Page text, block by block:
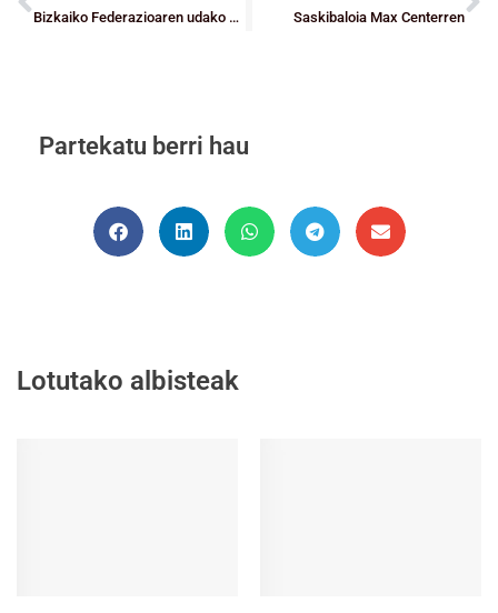
Bizkaiko Federazioaren udako ordutegia Saskibaloia Max Centerren
Partekatu berri hau
Lotutako albisteak